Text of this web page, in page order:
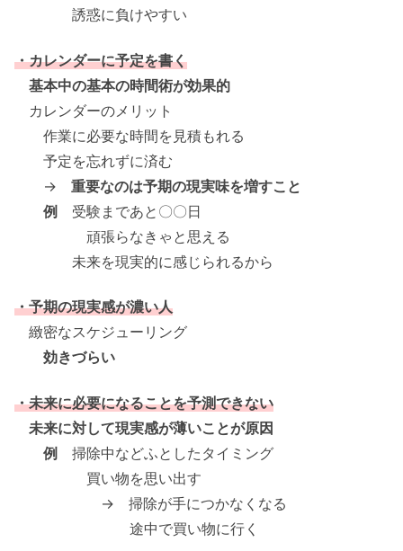
誘惑に負けやすい
・カレンダーに予定を書く
基本中の基本の時間術が効果的
カレンダーのメリット
作業に必要な時間を見積もれる
予定を忘れずに済む
→ 重要なのは予期の現実味を増すこと
例 受験まであと〇〇日
頑張らなきゃと思える
未来を現実的に感じられるから
・予期の現実感が濃い人
緻密なスケジューリング
効きづらい
・未来に必要になることを予測できない
未来に対して現実感が薄いことが原因
例 掃除中などふとしたタイミング
買い物を思い出す
→ 掃除が手につかなくなる
途中で買い物に行く